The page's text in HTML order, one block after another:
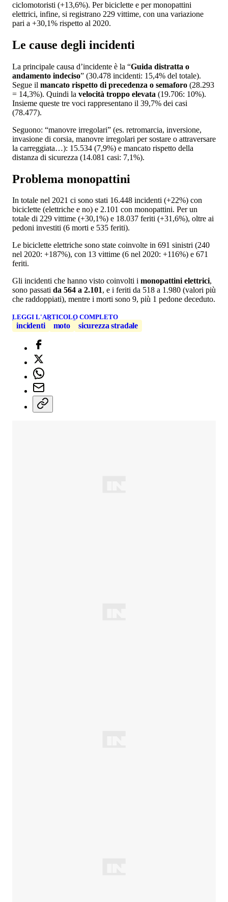
ciclomotoristi (+13,6%). Per biciclette e per monopattini
elettrici, infine, si registrano 229 vittime, con una variazione
pari a +30,1% rispetto al 2020.
Le cause degli incidenti
La principale causa d’incidente è la “Guida distratta o
andamento indeciso” (30.478 incidenti: 15,4% del totale).
Segue il mancato rispetto di precedenza o semaforo (28.293
= 14,3%). Quindi la velocità troppo elevata (19.706: 10%).
Insieme queste tre voci rappresentano il 39,7% dei casi
(78.477).
Seguono: “manovre irregolari” (es. retromarcia, inversione,
invasione di corsia, manovre irregolari per sostare o attraversare
la carreggiata…): 15.534 (7,9%) e mancato rispetto della
distanza di sicurezza (14.081 casi: 7,1%).
Problema monopattini
In totale nel 2021 ci sono stati 16.448 incidenti (+22%) con
biciclette (elettriche e no) e 2.101 con monopattini. Per un
totale di 229 vittime (+30,1%) e 18.037 feriti (+31,6%), oltre ai
pedoni investiti (6 morti e 535 feriti).
Le biciclette elettriche sono state coinvolte in 691 sinistri (240
nel 2020: +187%), con 13 vittime (6 nel 2020: +116%) e 671
feriti.
Gli incidenti che hanno visto coinvolti i monopattini elettrici,
sono passati da 564 a 2.101, e i feriti da 518 a 1.980 (valori più
che raddoppiati), mentre i morti sono 9, più 1 pedone deceduto.
LEGGI L'ARTICOLO COMPLETO
incidenti moto sicurezza stradale